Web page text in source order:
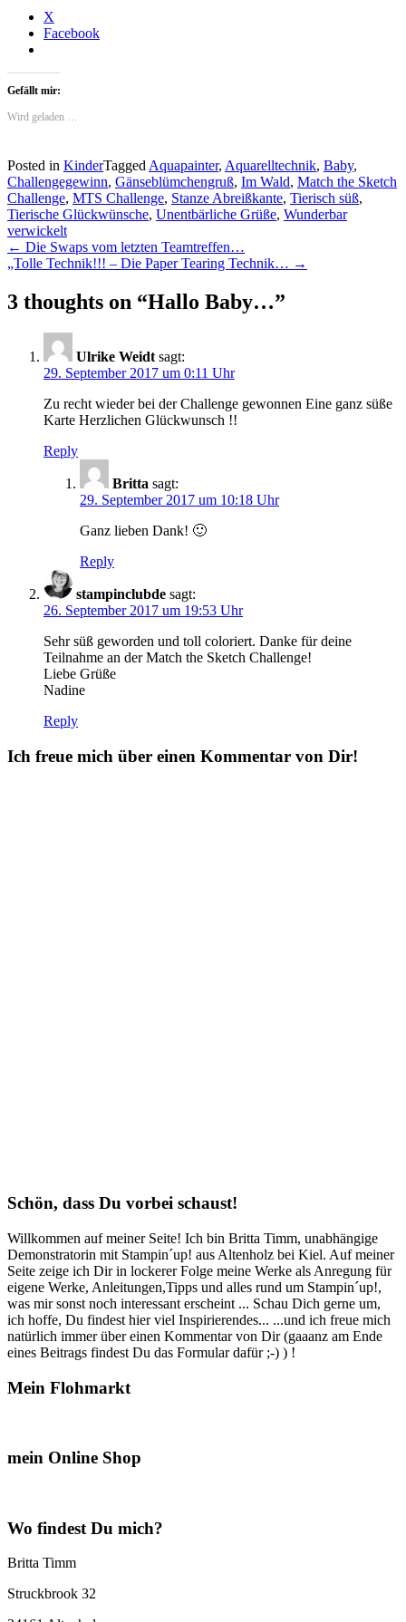
X
Facebook
Gefällt mir:
Wird geladen …
Posted in KinderTagged Aquapainter, Aquarelltechnik, Baby,
Challengegewinn, Gänseblümchengruß, Im Wald, Match the Sketch
Challenge, MTS Challenge, Stanze Abreißkante, Tierisch süß,
Tierische Glückwünsche, Unentbärliche Grüße, Wunderbar
verwickelt
Post
navigation
← Die Swaps vom letzten Teamtreffen…
„Tolle Technik!!! – Die Paper Tearing Technik… →
3 thoughts on “Hallo Baby…”
Ulrike Weidt sagt:
29. September 2017 um 0:11 Uhr
Zu recht wieder bei der Challenge gewonnen Eine ganz süße
Karte Herzlichen Glückwunsch !!
Reply
Britta sagt:
29. September 2017 um 10:18 Uhr
Ganz lieben Dank! 🙂
Reply
stampinclubde sagt:
26. September 2017 um 19:53 Uhr
Sehr süß geworden und toll coloriert. Danke für deine
Teilnahme an der Match the Sketch Challenge!
Liebe Grüße
Nadine
Reply
Ich freue mich über einen Kommentar von Dir!
Schön, dass Du vorbei schaust!
Willkommen auf meiner Seite! Ich bin Britta Timm, unabhängige
Demonstratorin mit Stampin´up! aus Altenholz bei Kiel. Auf meiner
Seite zeige ich Dir in lockerer Folge meine Werke als Anregung für
eigene Werke, Anleitungen,Tipps und alles rund um Stampin´up!,
was mir sonst noch interessant erscheint ... Schau Dich gerne um,
ich hoffe, Du findest hier viel Inspirierendes... ...und ich freue mich
natürlich immer über einen Kommentar von Dir (gaaanz am Ende
eines Beitrags findest Du das Formular dafür ;-) ) !
Mein Flohmarkt
mein Online Shop
Wo findest Du mich?
Britta Timm
Struckbrook 32